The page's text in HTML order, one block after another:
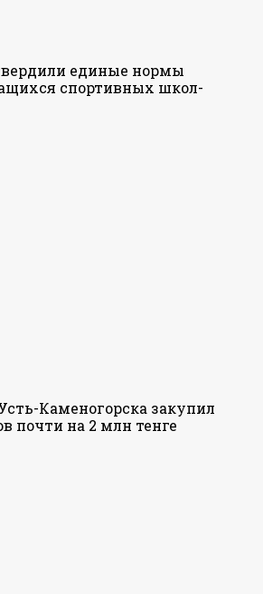
единые нормы
спортивных школ-
Каменогорска закупил
почти на 2 млн тенге